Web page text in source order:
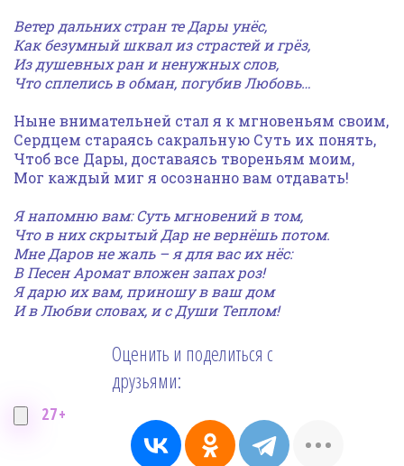
Ветер дальних стран те Дары унёс,
Как безумный шквал из страстей и грёз,
Из душевных ран и ненужных слов,
Что сплелись в обман, погубив Любовь…
Ныне внимательней стал я к мгновеньям своим,
Сердцем стараясь сакральную Суть их понять,
Чтоб все Дары, доставаясь твореньям моим,
Мог каждый миг я осознанно вам отдавать!
Я напомню вам: Суть мгновений в том,
Что в них скрытый Дар не вернёшь потом.
Мне Даров не жаль – я для вас их нёс:
В Песен Аромат вложен запах роз!
Я дарю их вам, приношу в ваш дом
И в Любви словах, и с Души Теплом!
27+
Оценить и поделиться с
друзьями: